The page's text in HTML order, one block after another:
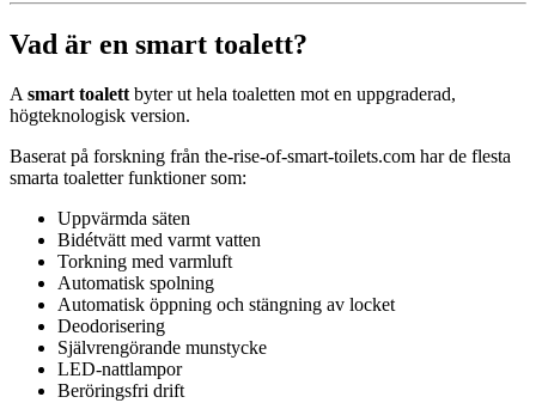
Vad är en smart toalett?
Asmart toalettbyter ut hela toaletten mot en uppgraderad,
högteknologisk version.
Baserat på forskning från the-rise-of-smart-toilets.com har de flesta
smarta toaletter funktioner som:
Uppvärmda säten
Bidétvätt med varmt vatten
Torkning med varmluft
Automatisk spolning
Automatisk öppning och stängning av locket
Deodorisering
Självrengörande munstycke
LED-nattlampor
Beröringsfri drift